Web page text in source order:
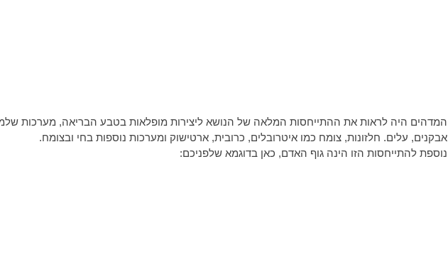
המדהים היה לראות את ההתייחסות המלאה של הנושא ליצירות מופלאות בטבע הבריאה, מערכות
אבקנים, עלים. חלזונות, צומח כמו איטרובלים, כרובית, ארטישוק ומערכות נוספות בחי ובצומח.
נוספת להתייחסות הזו הינה גוף האדם, כאן בדוגמא שלפניכם: